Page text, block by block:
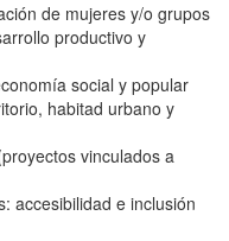
de mujeres y/o grupos
productivo y
social y popular
habitad urbano y
vinculados a
accesibilidad e inclusión